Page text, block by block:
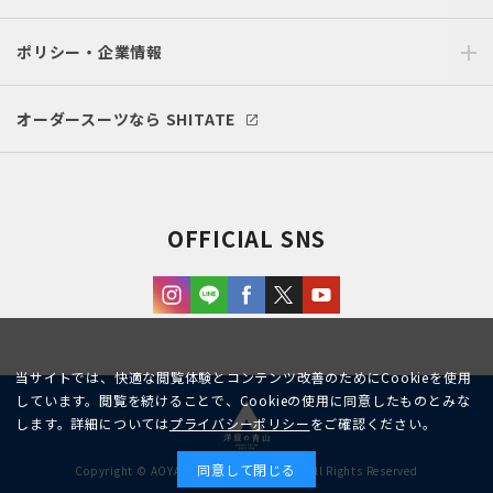
ポリシー・企業情報
オーダースーツなら SHITATE
OFFICIAL SNS
Copyright © AOYAMA TRADING Co.,Ltd. All Rights Reserved
当サイトでは、快適な閲覧体験とコンテンツ改善のためにCookieを使用
しています。閲覧を続けることで、Cookieの使用に同意したものとみな
します。詳細についてはプライバシーポリシーをご確認ください。
同意して閉じる